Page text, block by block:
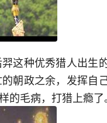
这种优秀猎人出生
朝政之余，发挥自
毛病，打猎上瘾了